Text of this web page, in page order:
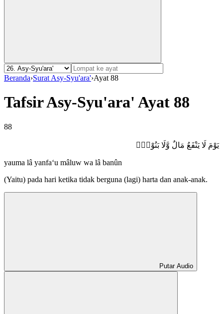
Beranda›Surat Asy-Syu'ara'›Ayat 88
Tafsir Asy-Syu'ara' Ayat 88
88
يَوْمَ لَا يَنْفَعُ مَالٌ وَّلَا بَنُوْنَۙ
yauma lâ yanfa‘u mâluw wa lâ banûn
(Yaitu) pada hari ketika tidak berguna (lagi) harta dan anak-anak.
Putar Audio